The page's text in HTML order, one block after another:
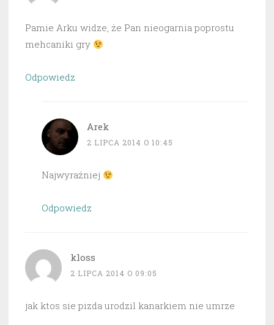
Pamie Arku widze, że Pan nieogarnia poprostu
mehcaniki gry
Odpowiedz
Arek
2 LIPCA 2014 O 10:45
Najwyraźniej
Odpowiedz
kloss
2 LIPCA 2014 O 09:05
jak ktos sie pizda urodzil kanarkiem nie umrze